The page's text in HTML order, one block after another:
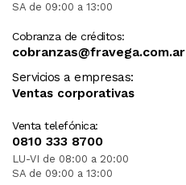
SA de 09:00 a 13:00
Cobranza de créditos:
cobranzas@fravega.com.ar
Servicios a empresas:
Ventas corporativas
Venta telefónica:
0810 333 8700
LU-VI de 08:00 a 20:00
SA de 09:00 a 13:00